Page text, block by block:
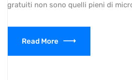
gratuiti non sono quelli pieni di
Read More